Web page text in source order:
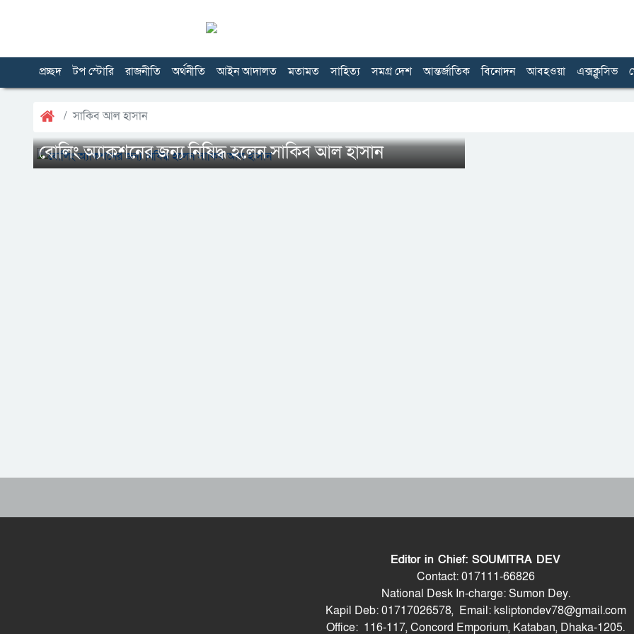
প্রচ্ছদ টপ স্টোরি রাজনীতি অর্থনীতি আইন আদালত মতামত সাহিত্য সমগ্র দেশ আন্তর্জাতিক বিনোদন আবহওয়া এক্সক্লুসিভ
সাকিব আল হাসান
বোলিং অ্যাকশনের জন্য নিষিদ্ধ হলেন সাকিব আল হাসান
Editor in Chief: SOUMITRA DEV
Contact: 017111-66826
National Desk In-charge: Sumon Dey.
Kapil Deb: 01717026578, Email: ksliptondev78@gmail.com
Office: 116-117, Concord Emporium, Kataban, Dhaka-1205.